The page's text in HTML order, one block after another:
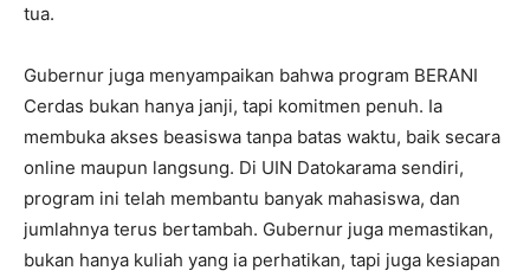
tua.
Gubernur juga menyampaikan bahwa program BERANI
Cerdas bukan hanya janji, tapi komitmen penuh. Ia
membuka akses beasiswa tanpa batas waktu, baik secara
online maupun langsung. Di UIN Datokarama sendiri,
program ini telah membantu banyak mahasiswa, dan
jumlahnya terus bertambah. Gubernur juga memastikan,
bukan hanya kuliah yang ia perhatikan, tapi juga kesiapan